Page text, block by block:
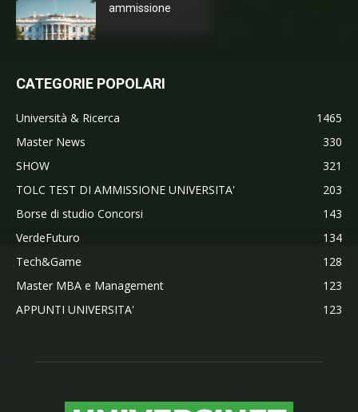
ammissione
CATEGORIE POPOLARI
Università & Ricerca
1465
Master News
330
SHOW
321
TOLC TEST DI AMMISSIONE UNIVERSITA'
203
Borse di studio Concorsi
143
VerdeFuturo
134
Tech&Game
128
Master MBA e Management
123
APPUNTI UNIVERSITA'
123